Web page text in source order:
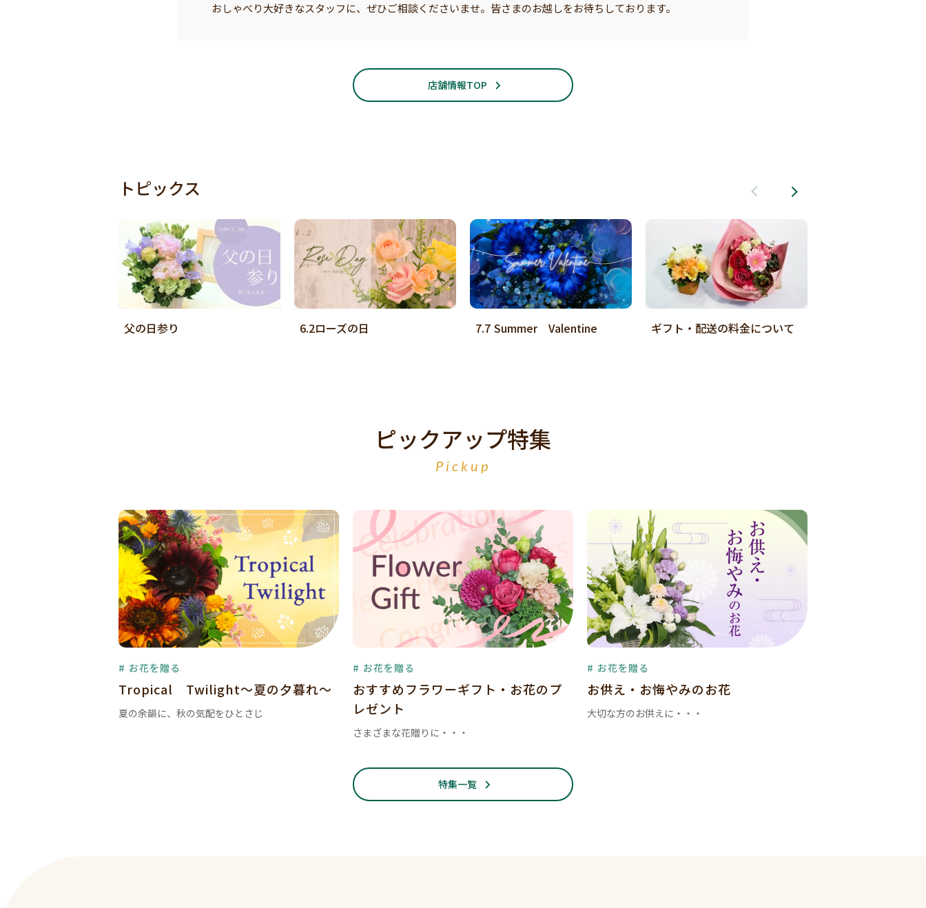
おしゃべり大好きなスタッフに、ぜひご相談くださいませ。皆さまのお越しをお待ちしております。
店舗情報TOP
トピックス
父の日参り 6.2ローズの日 7.7 Summer Valentine ギフト・配送の料金について
ピックアップ特集
Pickup
# お花を贈る
Tropical Twilight～夏の夕暮れ～
夏の余韻に、秋の気配をひとさじ
# お花を贈る
おすすめフラワーギフト・お花のプ
レゼント
さまざまな花贈りに・・・
# お花を贈る
お供え・お悔やみのお花
大切な方のお供えに・・・
特集一覧